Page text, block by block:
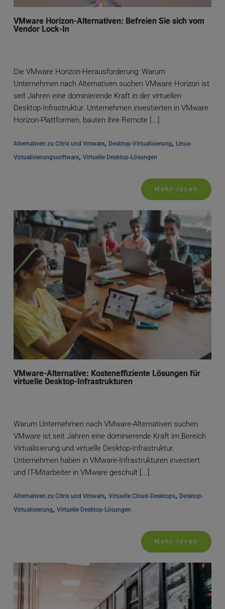
VMware Horizon-Alternativen: Befreien Sie sich vom
Vendor Lock-In
Die VMware Horizon-Herausforderung: Warum
Unternehmen nach Alternativen suchen VMware Horizon ist
seit Jahren eine dominierende Kraft in der virtuellen
Desktop-Infrastruktur. Unternehmen investierten in VMware
Horizon-Plattformen, bauten ihre Remote [...]
Alternativen zu Citrix und Vmware, Desktop-Virtualisierung, Linux-
Virtualisierungssoftware, Virtuelle Desktop-Lösungen
Mehr lesen
VMware-Alternative: Kosteneffiziente Lösungen für
virtuelle Desktop-Infrastrukturen
Warum Unternehmen nach VMware-Alternativen suchen
VMware ist seit Jahren eine dominierende Kraft im Bereich
Virtualisierung und virtuelle Desktop-Infrastruktur.
Unternehmen haben in VMware-Infrastrukturen investiert
und IT-Mitarbeiter in VMware geschult [...]
Alternativen zu Citrix und Vmware, Virtuelle Cloud-Desktops, Desktop-
Virtualisierung, Virtuelle Desktop-Lösungen
Mehr lesen